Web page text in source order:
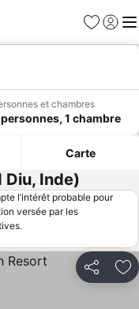
Favoris
Se
et chambres
1 chambre
Carte
Diu, Inde)
l’intérêt probable pour
versée par les
Partager